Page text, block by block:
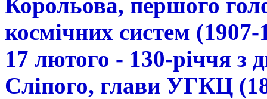
космічних систем (1907-
17 лютого - 130-річчя з
Сліпого, глави УГКЦ